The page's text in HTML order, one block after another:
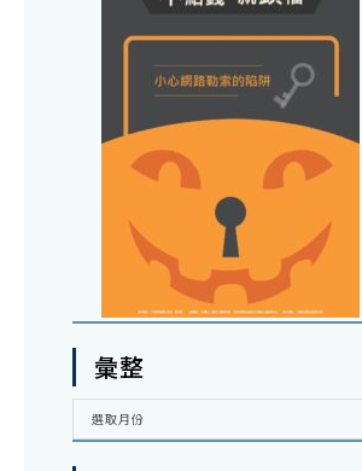
彙整
彙
選取月份